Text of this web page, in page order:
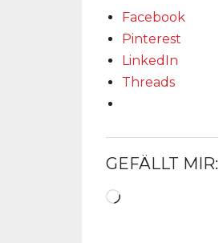
Facebook
Pinterest
LinkedIn
Threads
GEFÄLLT MIR:
Wird